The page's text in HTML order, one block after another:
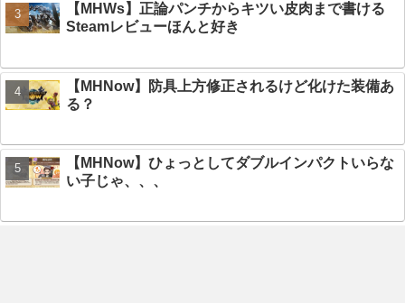
【MHWs】正論パンチからキツい皮肉まで書ける
Steamレビューほんと好き
【MHNow】防具上方修正されるけど化けた装備あ
る？
【MHNow】ひょっとしてダブルインパクトいらな
い子じゃ、、、